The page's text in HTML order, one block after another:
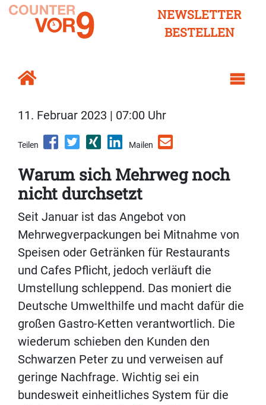
NEWSLETTER
BESTELLEN
11. Februar 2023 | 07:00 Uhr
Teilen Mailen
Warum sich Mehrweg noch
nicht durchsetzt
Seit Januar ist das Angebot von
Mehrwegverpackungen bei Mitnahme von
Speisen oder Getränken für Restaurants
und Cafes Pflicht, jedoch verläuft die
Umstellung schleppend. Das moniert die
Deutsche Umwelthilfe und macht dafür die
großen Gastro-Ketten verantwortlich. Die
wiederum schieben den Kunden den
Schwarzen Peter zu und verweisen auf
geringe Nachfrage. Wichtig sei ein
bundesweit einheitliches System für die